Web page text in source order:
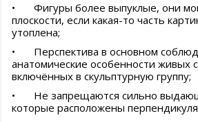
•
Фигуры более выпуклые, они
плоскости, если какая-то часть
утоплена;
•
Перспектива в основном
анатомические особенности живых
включённых в скульптурную группу;
•
Не запрещаются сильно
которые расположены